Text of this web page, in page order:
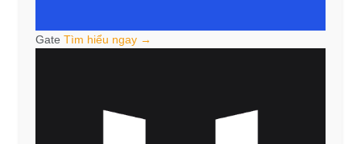
Gate Tìm hiểu ngay →